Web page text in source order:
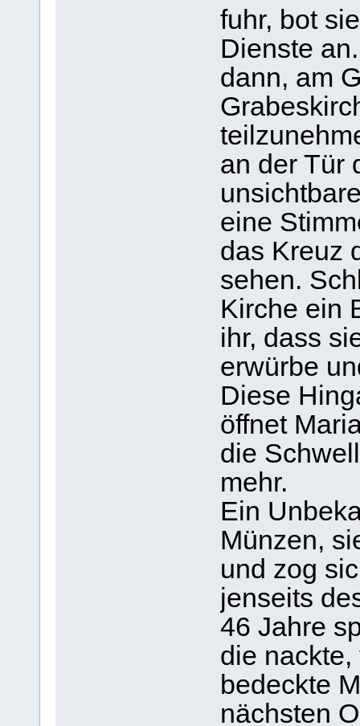
fuhr, bot
Dienste
dann, am
an der Tür
eine
das Kreuz
sehen.
Kirche ein
ihr, dass
erwürbe
Diese
öffnet
die
mehr.
Ein
Münzen,
und zog
jenseits
46 Jahre
die
bedeckte
nächsten